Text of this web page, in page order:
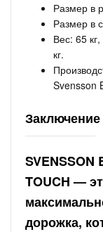
Размер в
Размер в
Вес: 65
кг.
Svensson
Заключение
SVENSSON
TOUCH —
дорожка,